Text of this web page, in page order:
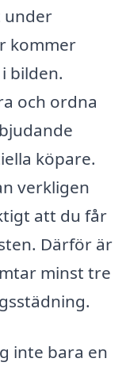
under
kommer
bilden.
och ordna
köpare.
verkligen
att du får
Därför är
minst tre
inte bara en